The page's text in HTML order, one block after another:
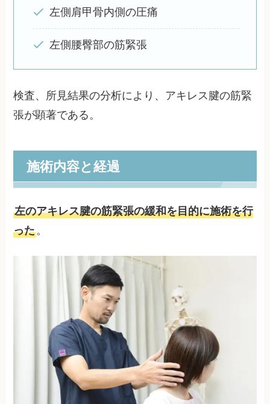
左側肩甲骨内側の圧痛
左側腰臀部の筋緊張
検査、所見結果の分析により、アキレス腱の筋緊
張が顕著である。
施術内容と経過
左のアキレス腱の筋緊張の緩和を目的に施術を行
った。